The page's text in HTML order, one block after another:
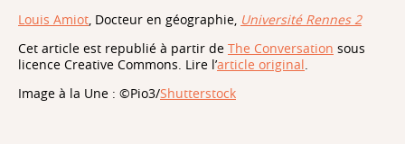
Louis Amiot , Docteur en géographie, Université Rennes 2
Cet article est republié à partir de The Conversation sous
licence Creative Commons. Lire l’article original
Image à la Une : ©Pio3/Shutterstock